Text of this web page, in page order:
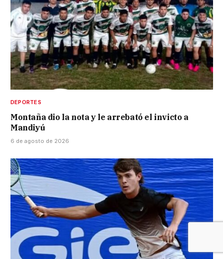
DEPORTES
Montaña dio la nota y le arrebató el invicto a
Mandiyú
6 de agosto de 2026